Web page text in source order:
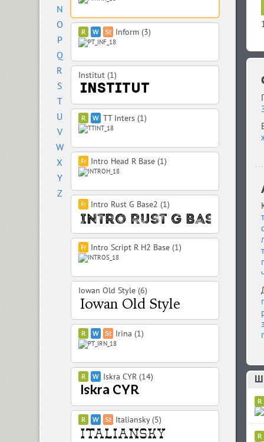
N
O
P
Q
R
S
T
U
V
W
X
Y
Z
Inform (3)
Institut (1)
TT Inters (1)
Intro Head R Base (1)
Intro Rust G Base2 (1)
Intro Script R H2 Base (1)
Iowan Old Style (6)
Irina (1)
Iskra CYR (14)
Italiansky (5)